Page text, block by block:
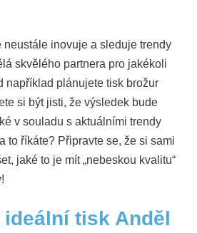
neustále inovuje a sleduje trendy
skvělého partnera pro jakékoli
například plánujete tisk brožur
si být jisti, že výsledek bude
v souladu s aktuálními trendy
to říkáte? Připravte se, že si sami
jaké to je mít „nebeskou kvalitu“
tisk Anděl